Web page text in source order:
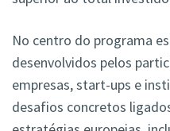
No centro do programa
desenvolvidos pelos
empresas, start-ups e
desafios concretos